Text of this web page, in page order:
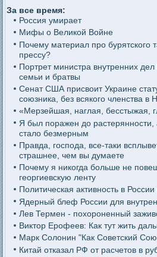
За все время:
Россия умирает
Мифы о Великой Войне
Почему материал про бурятского
прессу?
Портрет министра внутренних дел
семьи и братвы
Сенат США присвоит Украине
союзника, без всякого членства в
«Мерзейшая, наглая, бесстыжая,
Я был поражен до растерянности,
стало безмерным
Правда, господа, все-таки
страшнее, чем вы думаете
Почему я никогда больше не
георгиевскую ленту
Политическая активность в
Ядерный блеф России для
Лев Термен - похороненный
Виктор Ерофеев: Как тут жить
Марк Солонин "Как Советский
Китай отказал РФ от расчетов в